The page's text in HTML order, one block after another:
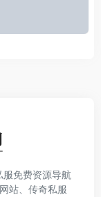
免费资源导航
站、传奇私服